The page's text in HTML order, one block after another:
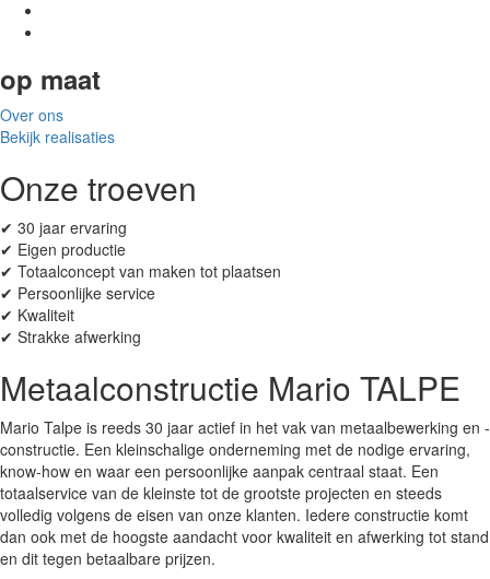
op maat
Over ons
Bekijk realisaties
Onze troeven
✔ 30 jaar ervaring
✔ Eigen productie
✔ Totaalconcept van maken tot plaatsen
✔ Persoonlijke service
✔ Kwaliteit
✔ Strakke afwerking
Metaalconstructie Mario TALPE
Mario Talpe is reeds 30 jaar actief in het vak van metaalbewerking en -
constructie. Een kleinschalige onderneming met de nodige ervaring,
know-how en waar een persoonlijke aanpak centraal staat. Een
totaalservice van de kleinste tot de grootste projecten en steeds
volledig volgens de eisen van onze klanten. Iedere constructie komt
dan ook met de hoogste aandacht voor kwaliteit en afwerking tot stand
en dit tegen betaalbare prijzen.